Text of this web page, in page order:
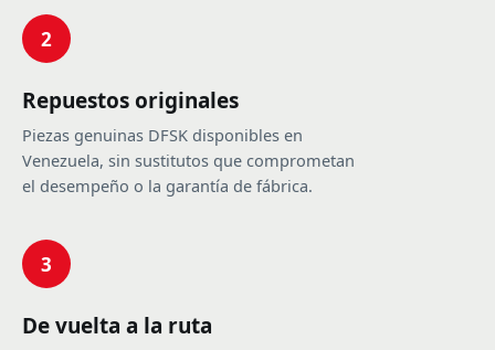
2
Repuestos originales
Piezas genuinas DFSK disponibles en
Venezuela, sin sustitutos que comprometan
el desempeño o la garantía de fábrica.
3
De vuelta a la ruta